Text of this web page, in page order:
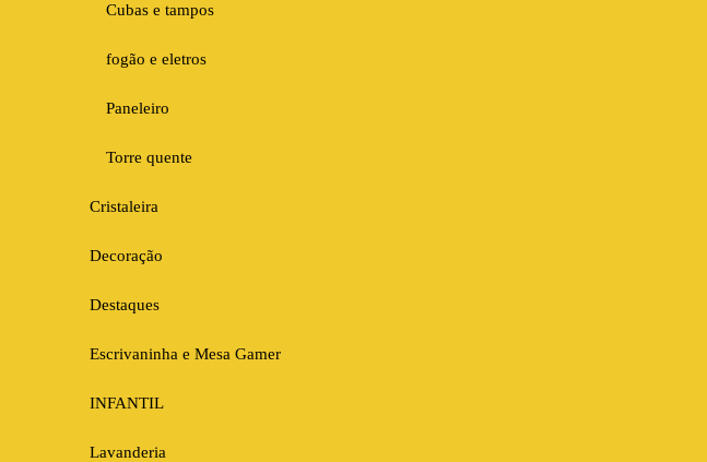
Cubas e tampos
fogão e eletros
Paneleiro
Torre quente
Cristaleira
Decoração
Destaques
Escrivaninha e Mesa Gamer
INFANTIL
Lavanderia